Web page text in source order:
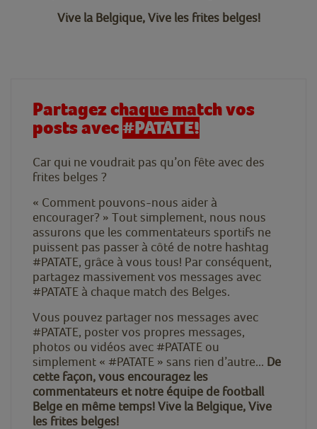
Vive la Belgique, Vive les frites belges!
Partagez chaque match vos
posts avec#PATATE!
Car qui ne voudrait pas qu’on fête avec des
frites belges ?
« Comment pouvons-nous aider à
encourager? » Tout simplement, nous nous
assurons que les commentateurs sportifs ne
puissent pas passer à côté de notre hashtag
#PATATE, grâce à vous tous! Par conséquent,
partagez massivement vos messages avec
#PATATE à chaque match des Belges.
Vous pouvez partager nos messages avec
#PATATE, poster vos propres messages,
photos ou vidéos avec #PATATE ou
simplement « #PATATE » sans rien d’autre... De
cette façon, vous encouragez les
commentateurs et notre équipe de football
Belge en même temps!Vive la Belgique, Vive
les frites belges!